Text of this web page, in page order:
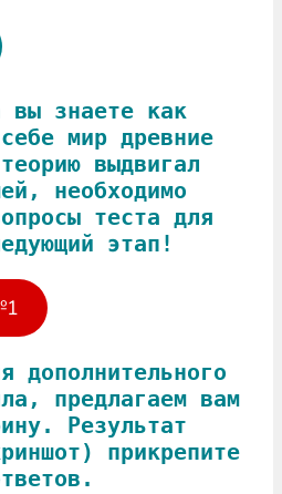
вы знаете как
мир древние
выдвигал
необходимо
теста для
этап!
дополнительного
предлагаем вам
Результат
прикрепите